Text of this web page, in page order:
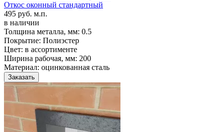
Откос оконный стандартный
495 руб. м.п.
в наличии
Толщина металла, мм: 0.5
Покрытие: Полиэстер
Цвет: в ассортименте
Ширина рабочая, мм: 200
Материал: оцинкованная сталь
Заказать